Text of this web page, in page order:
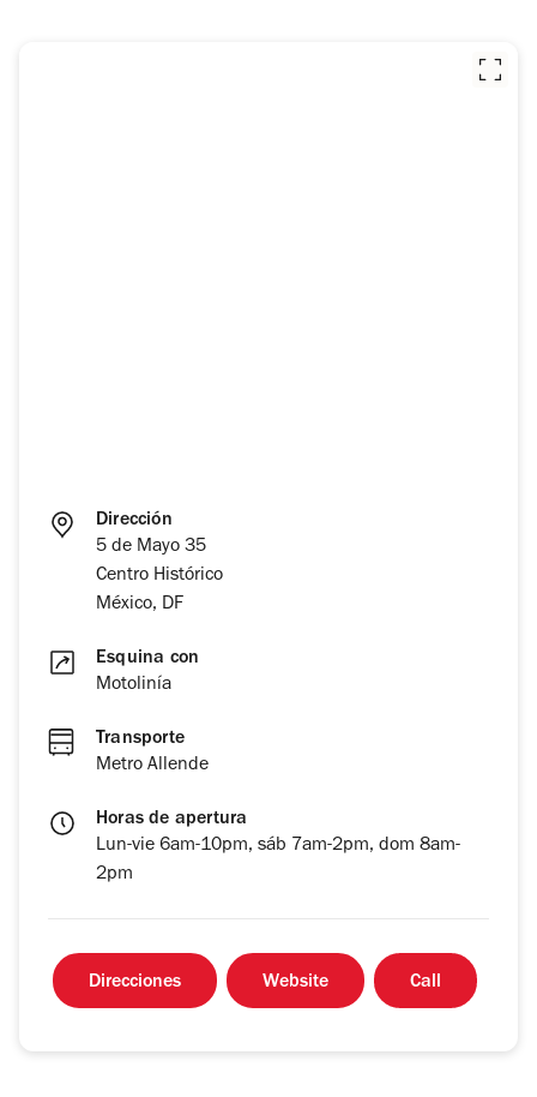
Dirección
5 de Mayo 35
Centro Histórico
México, DF
Esquina con
Motolinía
Transporte
Metro Allende
Horas de apertura
Lun-vie 6am-10pm, sáb 7am-2pm, dom 8am-
2pm
Direcciones Website Call